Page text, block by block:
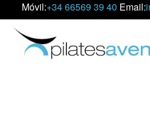
Móvil:+34 66569 39 40 Email: